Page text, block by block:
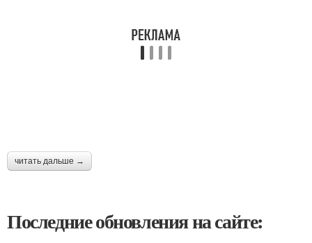
читать дальше →
Последние обновления на сайте: